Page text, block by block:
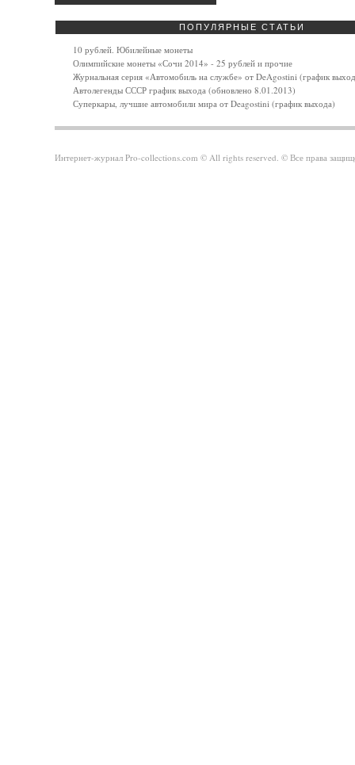
ПОПУЛЯРНЫЕ СТАТЬИ
10 рублей. Юбилейные монеты
Олимпийские монеты «Сочи 2014» - 25 рублей и прочие
Журнальная серия «Автомобиль на службе» от DeAgostini (график
Автолегенды СССР график выхода (обновлено 8.01.2013)
Суперкары, лучшие автомобили мира от Deagostini (график выхода)
Интернет-журнал Pro-collections.com © All rights reserved. © Все права